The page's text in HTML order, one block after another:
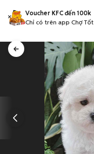
Voucher KFC đến 100k
Chỉ có trên app Chợ Tốt